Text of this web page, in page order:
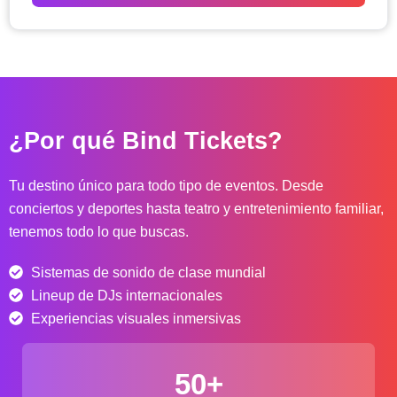
d
p
c
i
s
:
d
d
$
¿Por qué Bind Tickets?
Tu destino único para todo tipo de eventos. Desde
conciertos y deportes hasta teatro y entretenimiento familiar,
tenemos todo lo que buscas.
Sistemas de sonido de clase mundial
Lineup de DJs internacionales
Experiencias visuales inmersivas
50+